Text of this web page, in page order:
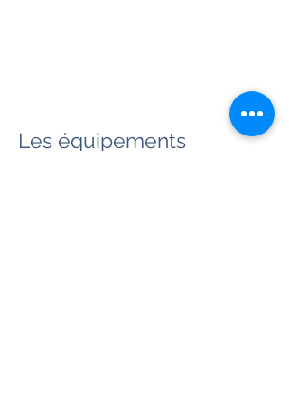
Les équipements